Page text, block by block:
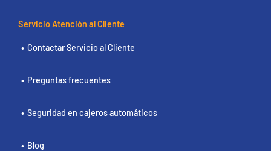
Servicio Atención al Cliente
Contactar Servicio al Cliente
Preguntas frecuentes
Seguridad en cajeros automáticos
Blog